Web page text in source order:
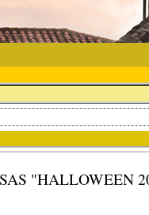
"HALLOWEEN